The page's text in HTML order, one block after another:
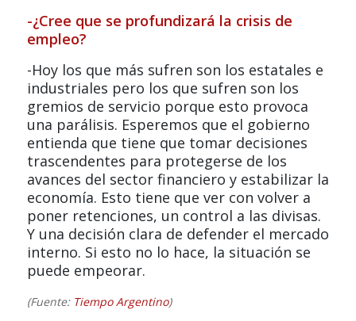
-¿Cree que se profundizará la crisis de
empleo?
-Hoy los que más sufren son los estatales e
industriales pero los que sufren son los
gremios de servicio porque esto provoca
una parálisis. Esperemos que el gobierno
entienda que tiene que tomar decisiones
trascendentes para protegerse de los
avances del sector financiero y estabilizar la
economía. Esto tiene que ver con volver a
poner retenciones, un control a las divisas.
Y una decisión clara de defender el mercado
interno. Si esto no lo hace, la situación se
puede empeorar.
(Fuente: Tiempo Argentino)